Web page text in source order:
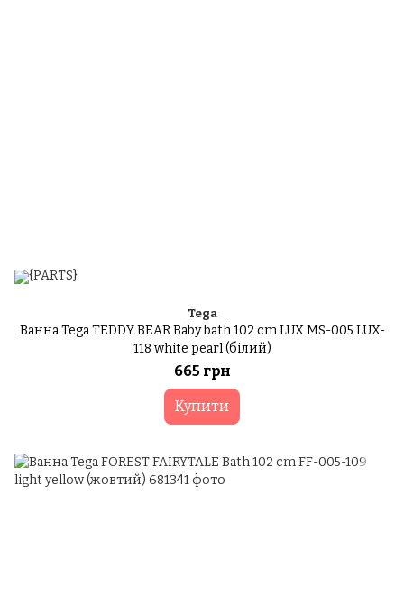
Tega
Ванна Tega TEDDY BEAR Baby bath 102 cm LUX MS-005 LUX-
118 white pearl (білий)
665 грн
Купити